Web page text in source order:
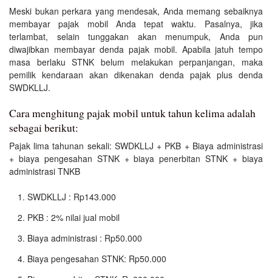
Meski bukan perkara yang mendesak, Anda memang sebaiknya
membayar pajak mobil Anda tepat waktu. Pasalnya, jika
terlambat, selain tunggakan akan menumpuk, Anda pun
diwajibkan membayar denda pajak mobil. Apabila jatuh tempo
masa berlaku STNK belum melakukan perpanjangan, maka
pemilik kendaraan akan dikenakan denda pajak plus denda
SWDKLLJ.
Cara menghitung pajak mobil untuk tahun kelima adalah
sebagai berikut:
Pajak lima tahunan sekali: SWDKLLJ + PKB + Biaya administrasi
+ biaya pengesahan STNK + biaya penerbitan STNK + biaya
administrasi TNKB
SWDKLLJ : Rp143.000
PKB : 2% nilai jual mobil
Biaya administrasi : Rp50.000
Biaya pengesahan STNK: Rp50.000